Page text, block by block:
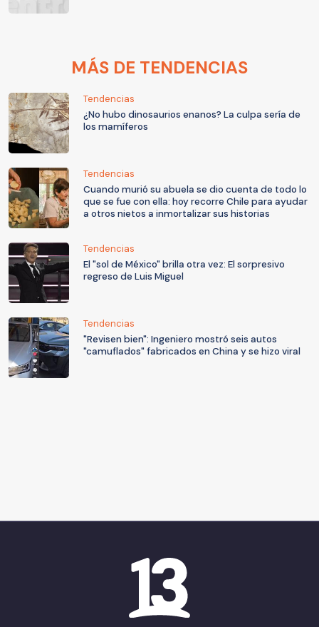
MÁS DE TENDENCIAS
Tendencias
¿No hubo dinosaurios enanos? La culpa sería de
los mamíferos
Tendencias
Cuando murió su abuela se dio cuenta de todo lo
que se fue con ella: hoy recorre Chile para ayudar
a otros nietos a inmortalizar sus historias
Tendencias
El "sol de México" brilla otra vez: El sorpresivo
regreso de Luis Miguel
Tendencias
"Revisen bien": Ingeniero mostró seis autos
"camuflados" fabricados en China y se hizo viral